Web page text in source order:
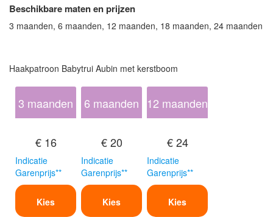
Beschikbare maten en prijzen
3 maanden, 6 maanden, 12 maanden, 18 maanden, 24 maanden
Haakpatroon Babytrui Aubin met kerstboom
3 maanden
€ 16
Indicatie
Garenprijs**
Kies
6 maanden
€ 20
Indicatie
Garenprijs**
Kies
12 maanden
€ 24
Indicatie
Garenprijs**
Kies